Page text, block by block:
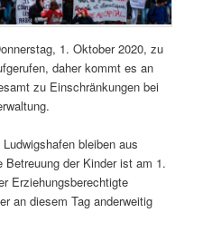
1. Oktober 2020, zu
daher kommt es an
zu Einschränkungen bei
bleiben aus
der Kinder ist am 1.
Erziehungsberechtigte
an diesem Tag anderweitig